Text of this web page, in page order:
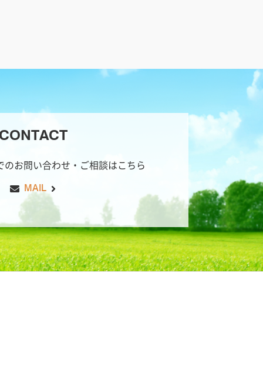
のお問い合わせ・ご相談はこちら
MAIL